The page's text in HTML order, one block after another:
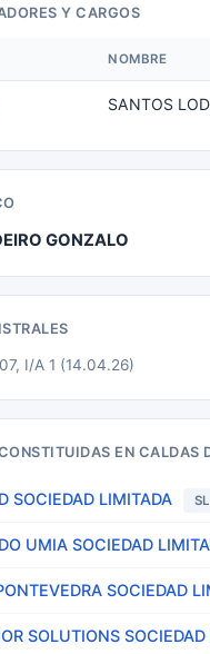
Y CARGOS
NOMBRE
SANTOS
GONZALO
I/A 1 (14.04.26)
EN CALDAS
SOCIEDAD LIMITADA SL
UMIA SOCIEDAD
SOCIEDAD
SOLUTIONS